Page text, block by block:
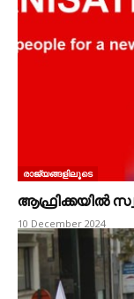
രാജ്യങ്ങളിലൂടെ
ആഫ്രിക്കയിൽ
10 December 2024